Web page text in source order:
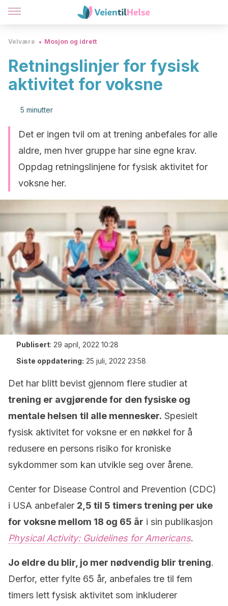
Velvære Mosjon og idrett
Retningslinjer for fysisk
aktivitet for voksne
5 minutter
Det er ingen tvil om at trening anbefales for alle
aldre, men hver gruppe har sine egne krav.
Oppdag retningslinjene for fysisk aktivitet for
voksne her.
Publisert: 29 april, 2022 10:28
Siste oppdatering: 25 juli, 2022 23:58
Det har blitt bevist gjennom flere studier at
trening er avgjørende for den fysiske og
mentale helsen til alle mennesker. Spesielt
fysisk aktivitet for voksne er en nøkkel for å
redusere en persons risiko for kroniske
sykdommer som kan utvikle seg over årene.
Center for Disease Control and Prevention (CDC)
i USA anbefaler 2,5 til 5 timers trening per uke
for voksne mellom 18 og 65 år i sin publikasjon
Physical Activity: Guidelines for Americans.
Jo eldre du blir, jo mer nødvendig blir trening.
Derfor, etter fylte 65 år, anbefales tre til fem
timers lett fysisk aktivitet som inkluderer